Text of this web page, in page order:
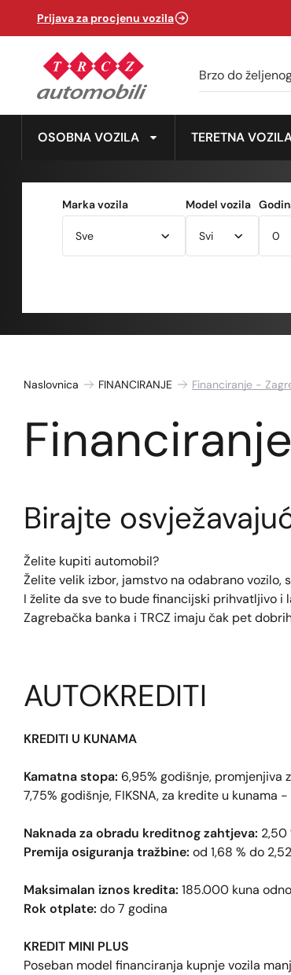
Prijava za procjenu vozila
OSOBNA VOZILA TERETNA
Marka vozila Model vozila
Naslovnica FINANCIRANJE Financiranje -
Birajte
Želite kupiti automobil?
Želite velik izbor, jamstvo na odabrano vozilo,
I želite da sve to bude financijski prihvatljivo i
Zagrebačka banka i TRCZ imaju čak pet
AUTOKREDITI
KREDITI U KUNAMA
Kamatna stopa: 6,95% godišnje, promjenjiva
7,75% godišnje, FIKSNA, za kredite u kunama -
Naknada za obradu kreditnog zahtjeva: 2,50
Premija osiguranja tražbine: od 1,68 % do
Maksimalan iznos kredita: 185.000 kuna
Rok otplate: do 7 godina
KREDIT MINI PLUS
Poseban model financiranja kupnje vozila